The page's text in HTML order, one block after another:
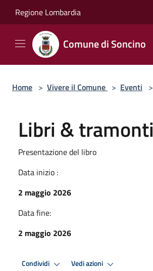
Regione Lombardia
Comune di Soncino
Home > Vivere il Comune > Eventi >
Libri & tramonti
Presentazione del libro
Data inizio :
2 maggio 2026
Data fine:
2 maggio 2026
Condividi Vedi azioni